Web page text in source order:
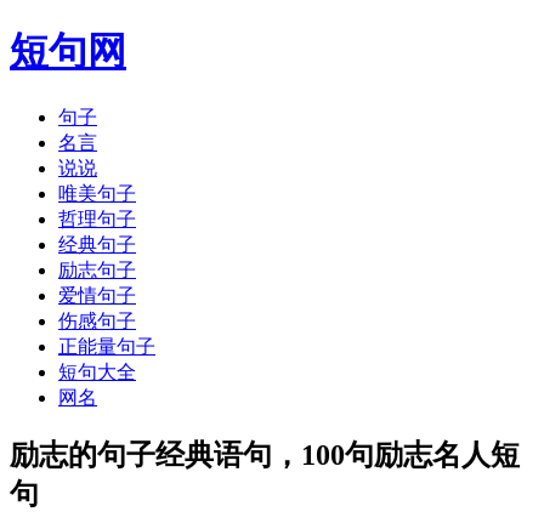
短句网
句子
名言
说说
唯美句子
哲理句子
经典句子
励志句子
爱情句子
伤感句子
正能量句子
短句大全
网名
励志的句子经典语句，100句励志名人短
句